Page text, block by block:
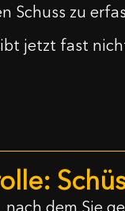
Schuss zu
jetzt fast
E-
Haben